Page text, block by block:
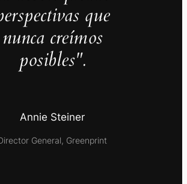
que
nunca creímos
posibles".
Annie Steiner
General, Greenprint